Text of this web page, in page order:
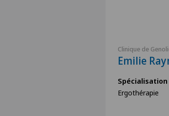
Clinique de
Emilie
Spécialisation
Ergothérapie